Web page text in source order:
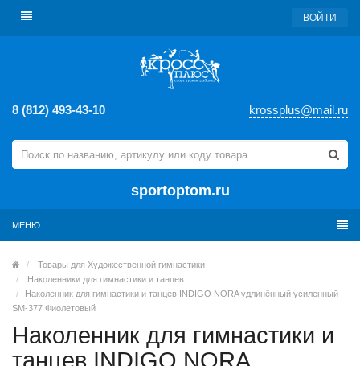
ВОЙТИ
8 (812) 493-43-10 krossplus@mail.ru
sportoptom.ru
МЕНЮ
Товары для Художественной гимнастики
Наколенники для гимнастики и танцев
Наколенник для гимнастики и танцев INDIGO NORA удлинённый усиленный
SM-377 Фиолетовый
Наколенник для гимнастики и
танцев INDIGO NORA